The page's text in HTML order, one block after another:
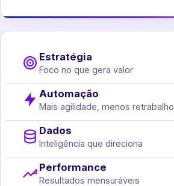
Estratégia
Foco no que gera valor
Automação
Mais agilidade, menos retrabalho
Dados
Inteligência que direciona
Performance
Resultados mensuráveis